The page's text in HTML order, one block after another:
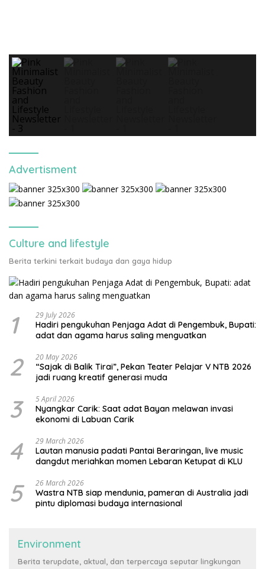
Advertisment
Culture and lifestyle
Berita terkini terkait budaya dan gaya hidup
1 29 July 2026
Hadiri pengukuhan Penjaga Adat di Pengembuk, Bupati:
adat dan agama harus saling menguatkan
2 20 May 2026
“Sajak di Balik Tirai”, Pekan Teater Pelajar V NTB 2026
jadi ruang kreatif generasi muda
3 5 April 2026
Nyangkar Carik: Saat adat Bayan melawan invasi
ekonomi di Labuan Carik
4 29 March 2026
Lautan manusia padati Pantai Beraringan, live music
dangdut meriahkan momen Lebaran Ketupat di KLU
5 26 March 2026
Wastra NTB siap mendunia, pameran di Australia jadi
pintu diplomasi budaya internasional
Environment
Berita terupdate, aktual, dan terpercaya seputar lingkungan